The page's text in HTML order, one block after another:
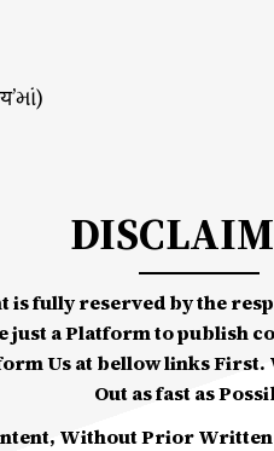
is fully reserved by the
just a Platform to publish
Us at bellow links First.
Out as fast as
Without Prior